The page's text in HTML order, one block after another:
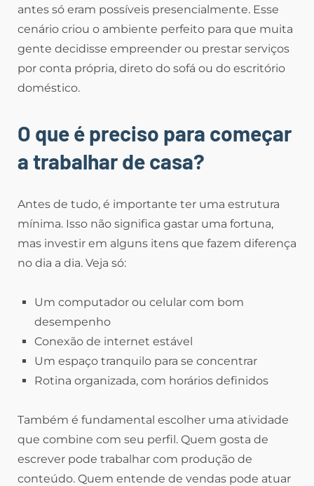
antes só eram possíveis presencialmente. Esse
cenário criou o ambiente perfeito para que muita
gente decidisse empreender ou prestar serviços
por conta própria, direto do sofá ou do escritório
doméstico.
O que é preciso para começar
a trabalhar de casa?
Antes de tudo, é importante ter uma estrutura
mínima. Isso não significa gastar uma fortuna,
mas investir em alguns itens que fazem diferença
no dia a dia. Veja só:
Um computador ou celular com bom
desempenho
Conexão de internet estável
Um espaço tranquilo para se concentrar
Rotina organizada, com horários definidos
Também é fundamental escolher uma atividade
que combine com seu perfil. Quem gosta de
escrever pode trabalhar com produção de
conteúdo. Quem entende de vendas pode atuar